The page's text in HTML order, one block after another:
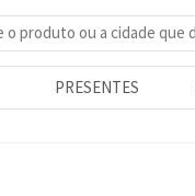
de produtos
PRESENTES